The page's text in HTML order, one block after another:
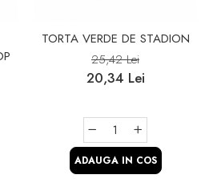
TORTA VERDE DE STADION
25,42 Lei
20,34 Lei
ADAUGA IN COS